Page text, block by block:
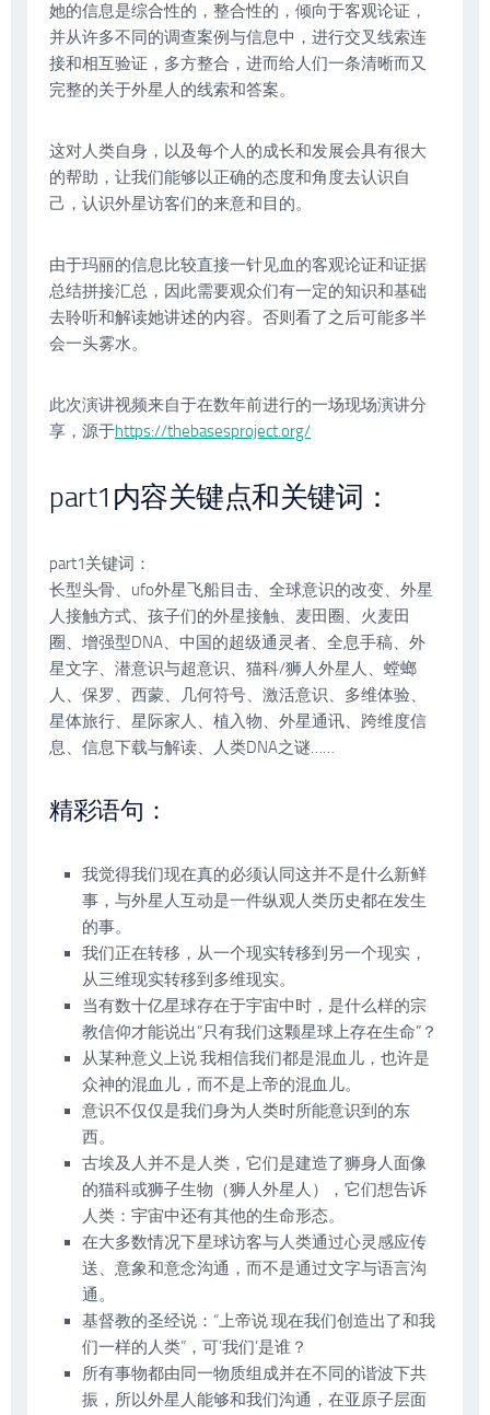
她的信息是综合性的，整合性的，倾向于客观论证，
并从许多不同的调查案例与信息中，进行交叉线索连
接和相互验证，多方整合，进而给人们一条清晰而又
完整的关于外星人的线索和答案。
这对人类自身，以及每个人的成长和发展会具有很大
的帮助，让我们能够以正确的态度和角度去认识自
己，认识外星访客们的来意和目的。
由于玛丽的信息比较直接一针见血的客观论证和证据
总结拼接汇总，因此需要观众们有一定的知识和基础
去聆听和解读她讲述的内容。否则看了之后可能多半
会一头雾水。
此次演讲视频来自于在数年前进行的一场现场演讲分
享，源于https://thebasesproject.org/
part1内容关键点和关键词：
part1关键词：
长型头骨、ufo外星飞船目击、全球意识的改变、外星
人接触方式、孩子们的外星接触、麦田圈、火麦田
圈、增强型DNA、中国的超级通灵者、全息手稿、外
星文字、潜意识与超意识、猫科/狮人外星人、螳螂
人、保罗、西蒙、几何符号、激活意识、多维体验、
星体旅行、星际家人、植入物、外星通讯、跨维度信
息、信息下载与解读、人类DNA之谜……
精彩语句：
我觉得我们现在真的必须认同这并不是什么新鲜
事，与外星人互动是一件纵观人类历史都在发生
的事。
我们正在转移，从一个现实转移到另一个现实，
从三维现实转移到多维现实。
当有数十亿星球存在于宇宙中时，是什么样的宗
教信仰才能说出“只有我们这颗星球上存在生命”？
从某种意义上说 我相信我们都是混血儿，也许是
众神的混血儿，而不是上帝的混血儿。
意识不仅仅是我们身为人类时所能意识到的东
西。
古埃及人并不是人类，它们是建造了狮身人面像
的猫科或狮子生物（狮人外星人），它们想告诉
人类：宇宙中还有其他的生命形态。
在大多数情况下星球访客与人类通过心灵感应传
送、意象和意念沟通，而不是通过文字与语言沟
通。
基督教的圣经说：“上帝说 现在我们创造出了和我
们一样的人类”，可‘我们’是谁？
所有事物都由同一物质组成并在不同的谐波下共
振，所以外星人能够和我们沟通，在亚原子层面